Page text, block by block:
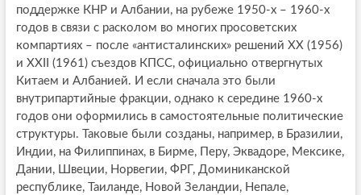
поддержке КНР и Албании, на рубеже 1950-х – 1960-х
годов в связи с расколом во многих просоветских
компартиях – после «антисталинских» решений XX (1956)
и XXII (1961) съездов КПСС, официально отвергнутых
Китаем и Албанией. И если сначала это были
внутрипартийные фракции, однако к середине 1960-х
годов они оформились в самостоятельные политические
структуры. Таковые были созданы, например, в Бразилии,
Индии, на Филиппинах, в Бирме, Перу, Эквадоре, Мексике,
Дании, Швеции, Норвегии, ФРГ, Доминиканской
республике, Таиланде, Новой Зеландии, Непале,